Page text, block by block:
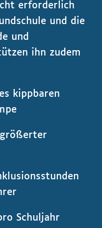
erforderlich
und die
und
ihn zudem
kippbaren
Schuljahr